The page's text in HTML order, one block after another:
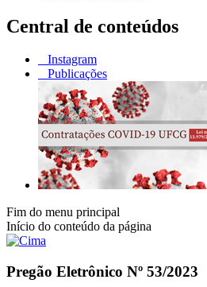
Central de conteúdos
Instagram
Publicações
Fim do menu principal
Início do conteúdo da página
Pregão Eletrônico Nº 53/2023